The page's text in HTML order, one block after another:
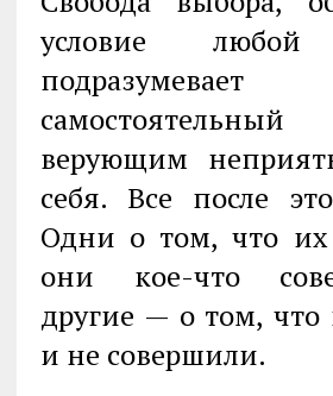
условие любой
подразумевает
верующим
себя. Все после
Одни о том, что
они кое-что
другие — о том, что
и не совершили.